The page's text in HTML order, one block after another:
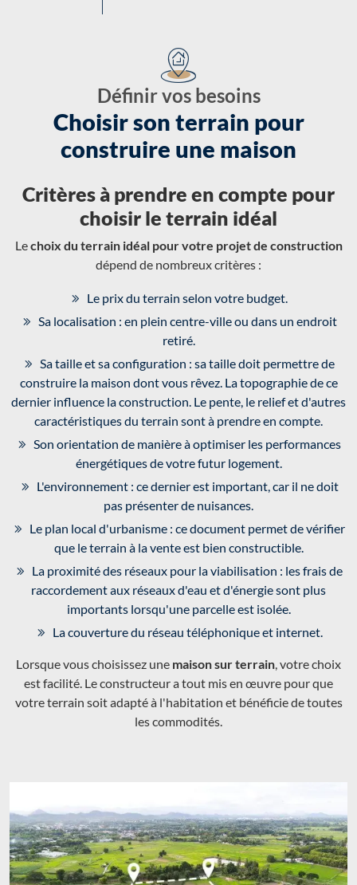
Définir vos besoins
Choisir son terrain pour
construire une maison
Critères à prendre en compte pour
choisir le terrain idéal
Lechoix du terrain idéal pour votre projet de construction
dépend de nombreux critères :
Le prix du terrain selon votre budget.
Sa localisation : en plein centre-ville ou dans un endroit
retiré.
Sa taille et sa configuration : sa taille doit permettre de
construire la maison dont vous rêvez. La topographie de ce
dernier influence la construction. Le pente, le relief et d'autres
caractéristiques du terrain sont à prendre en compte.
Son orientation de manière à optimiser les performances
énergétiques de votre futur logement.
L'environnement : ce dernier est important, car il ne doit
pas présenter de nuisances.
Le plan local d'urbanisme : ce document permet de vérifier
que le terrain à la vente est bien constructible.
La proximité des réseaux pour la viabilisation : les frais de
raccordement aux réseaux d'eau et d'énergie sont plus
importants lorsqu'une parcelle est isolée.
La couverture du réseau téléphonique et internet.
Lorsque vous choisissez une maison sur terrain , votre choix
est facilité. Le constructeur a tout mis en œuvre pour que
votre terrain soit adapté à l'habitation et bénéficie de toutes
les commodités.